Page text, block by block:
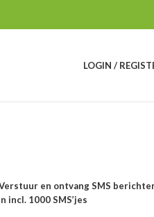
LOGIN /
en ontvang SMS
incl. 1000 SMS’jes